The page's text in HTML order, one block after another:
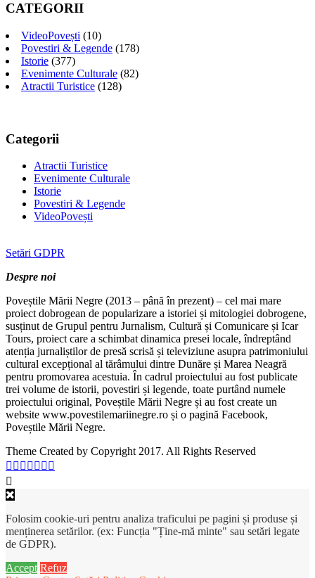
CATEGORII
VideoPovești (10)
Povestiri & Legende (178)
Istorie (377)
Evenimente Culturale (82)
Atractii Turistice (128)
Categorii
Atractii Turistice
Evenimente Culturale
Istorie
Povestiri & Legende
VideoPovești
Setări GDPR
Despre noi
Poveștile Mării Negre (2013 – până în prezent) – cel mai mare
proiect dobrogean de popularizare a istoriei și mitologiei dobrogene,
susținut de Grupul pentru Jurnalism, Cultură și Comunicare și Icar
Tours, proiect care a schimbat dinamica presei locale, îndreptând
atenția jurnaliștilor de presă scrisă și televiziune asupra patrimoniului
cultural excepțional al tărâmului dintre Dunăre și Marea Neagră
pentru promovarea acestuia. În cadrul proiectului au fost publicate
trei volume de istorii, povestiri și legende, toate purtând numele
proiectului original, Poveștile Mării Negre și au fost create un
website www.povestilemariinegre.ro și o pagină Facebook,
Poveștile Mării Negre.
Theme Created by Copyright 2017. All Rights Reserved
Folosim cookie-uri pentru analiza traficului pe pagini și produse și
menținerea setărilor. (ex: Funcția "Ține-mă minte" sau setări legate
de GDPR).
Accept Refuz